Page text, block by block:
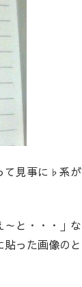
て見事に♭系が
～と・・・」な
った画像のと